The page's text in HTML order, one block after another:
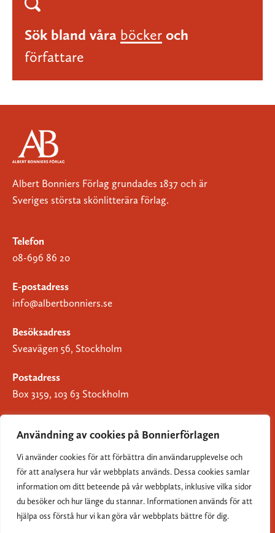
Användning av cookies på Bonnierförlagen
Vi använder cookies för att förbättra din användarupplevelse och
för att analysera hur vår webbplats används. Dessa cookies samlar
information om ditt beteende på vår webbplats, inklusive vilka sidor
du besöker och hur länge du stannar. Informationen används för att
hjälpa oss förstå hur vi kan göra vår webbplats bättre för dig.
Sök bland våra böcker och
författare
Albert Bonniers Förlag grundades 1837 och är
Sveriges största skönlitterära förlag.
Telefon
08-696 86 20
E-postadress
info@albertbonniers.se
Besöksadress
Sveavägen 56, Stockholm
Postadress
Box 3159, 103 63 Stockholm
Om Bonnierförlagen
Cookies
Integritetspolicy